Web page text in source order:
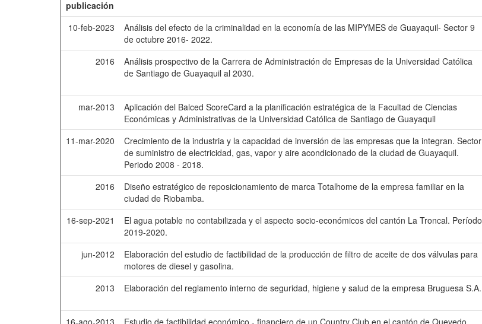
publicación
10-feb-2023
Análisis del efecto de la criminalidad en la economía de las MIPYMES de Guayaquil- Sector 9
de octubre 2016- 2022.
2016
Análisis prospectivo de la Carrera de Administración de Empresas de la Universidad Católica
de Santiago de Guayaquil al 2030.
mar-2013
Aplicación del Balced ScoreCard a la planificación estratégica de la Facultad de Ciencias
Económicas y Administrativas de la Universidad Católica de Santiago de Guayaquil
11-mar-2020
Crecimiento de la industria y la capacidad de inversión de las empresas que la integran. Sector
de suministro de electricidad, gas, vapor y aire acondicionado de la ciudad de Guayaquil.
Periodo 2008 - 2018.
2016
Diseño estratégico de reposicionamiento de marca Totalhome de la empresa familiar en la
ciudad de Riobamba.
16-sep-2021
El agua potable no contabilizada y el aspecto socio-económicos del cantón La Troncal. Período
2019-2020.
jun-2012
Elaboración del estudio de factibilidad de la producción de filtro de aceite de dos válvulas para
motores de diesel y gasolina.
2013
Elaboración del reglamento interno de seguridad, higiene y salud de la empresa Bruguesa S.A.
16-ago-2013
Estudio de factibilidad económico - financiero de un Country Club en el cantón de Quevedo.